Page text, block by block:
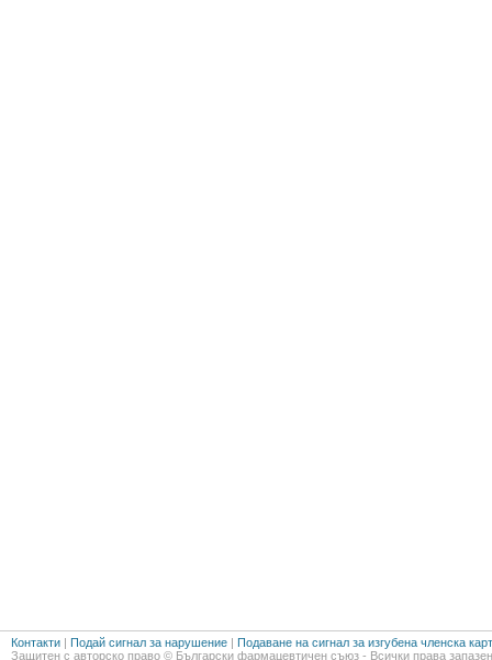
Контакти | Подай сигнал за нарушение | Подаване на сигнал за изгубена членска
Защитен с авторско право © Български фармацевтичен съюз - Всички права